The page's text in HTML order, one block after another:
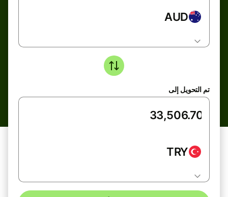
AUD
تم التحويل إلى
TRY